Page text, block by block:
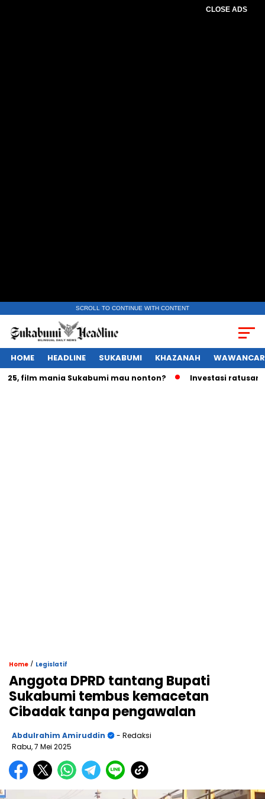
CLOSE ADS
SCROLL TO CONTINUE WITH CONTENT
HOME HEADLINE SUKABUMI KHAZANAH
mania Sukabumi mau nonton? Investasi ratusan
Home / Legislatif
Anggota DPRD tantang Bupati
Sukabumi tembus kemacetan
Cibadak tanpa pengawalan
Abdulrahim Amiruddin
- Redaksi
Rabu, 7 Mei 2025